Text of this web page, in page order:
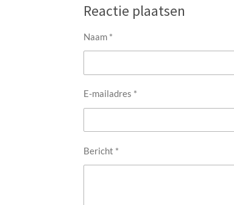
n
l
e
Reactie plaatsen
Naam *
E-mailadres *
Bericht *